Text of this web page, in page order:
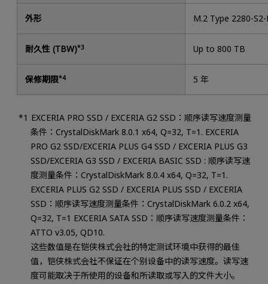
外形 M.2 Type 2280-
耐久性 (TBW)*3 Up to 800 TB
保修期限*4 5 年
EXCERIA PRO SSD / EXCERIA G2 SSD：顺序读写速度测量
条件：CrystalDiskMark 8.0.1 x64, Q=32, T=1. EXCERIA
PRO G2 SSD/EXCERIA PLUS G4 SSD / EXCERIA PLUS G3
SSD/EXCERIA G3 SSD / EXCERIA BASIC SSD : 顺序读写速
度测量条件：CrystalDiskMark 8.0.4 x64, Q=32, T=1.
EXCERIA PLUS G2 SSD / EXCERIA PLUS SSD / EXCERIA
SSD：顺序读写速度测量条件：CrystalDiskMark 6.0.2 x64,
Q=32, T=1 EXCERIA SATA SSD：顺序读写速度测量条件：
ATTO v3.05, QD10.
这些数值是在铠侠株式会社的特定测试环境中获得的最佳
值，铠侠株式会社不保证在个别设备中的读写速度。读写速
度可能取决于所使用的设备和所读取或写入的文件大小。